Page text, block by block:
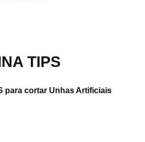
TIPS
para cortar Unhas Artificiais